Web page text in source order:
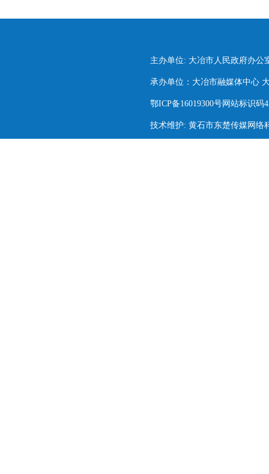
主办单位: 大冶市人民政府办公
承办单位：大冶市融媒体中心
鄂ICP备16019300号网站标识码
技术维护: 黄石市东楚传媒网络